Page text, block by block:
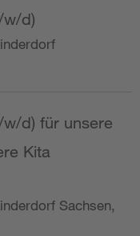
w/d)
w/d) für unsere
Kita
Sachsen,